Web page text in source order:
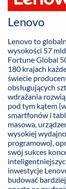
Lenovo
Lenovo to
wysokości 57
Fortune Global
180 krajach
świecie
obsługujących
wdrażania
pod tym kątem
smartfonów i
masowa,
wysokiej
programowo),
swój sukces
inwestycje
budować